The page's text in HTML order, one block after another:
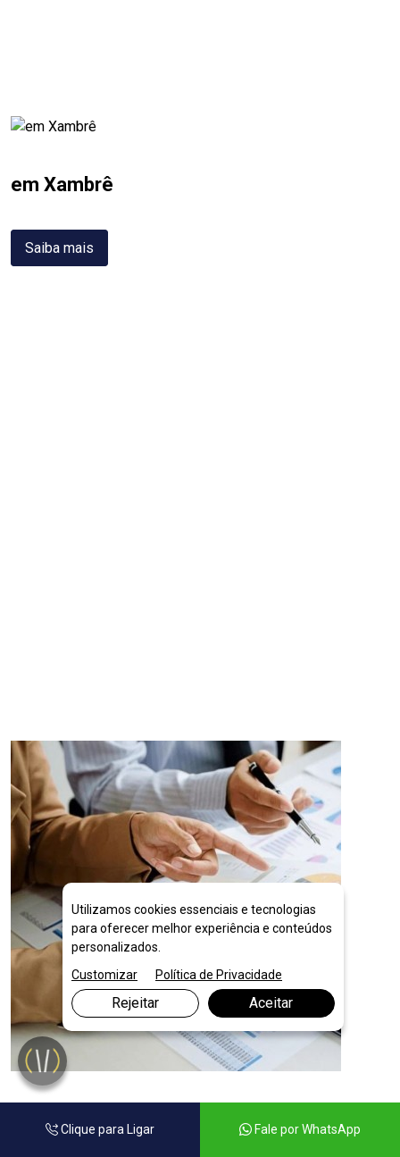
em Xambrê
Saiba mais
Planejamento Financeiro para Empresas
em Xambrê
Clique para Ligar Fale por WhatsApp
Utilizamos cookies essenciais e tecnologias
para oferecer melhor experiência e conteúdos
personalizados.
Customizar
Política de Privacidade
Rejeitar Aceitar